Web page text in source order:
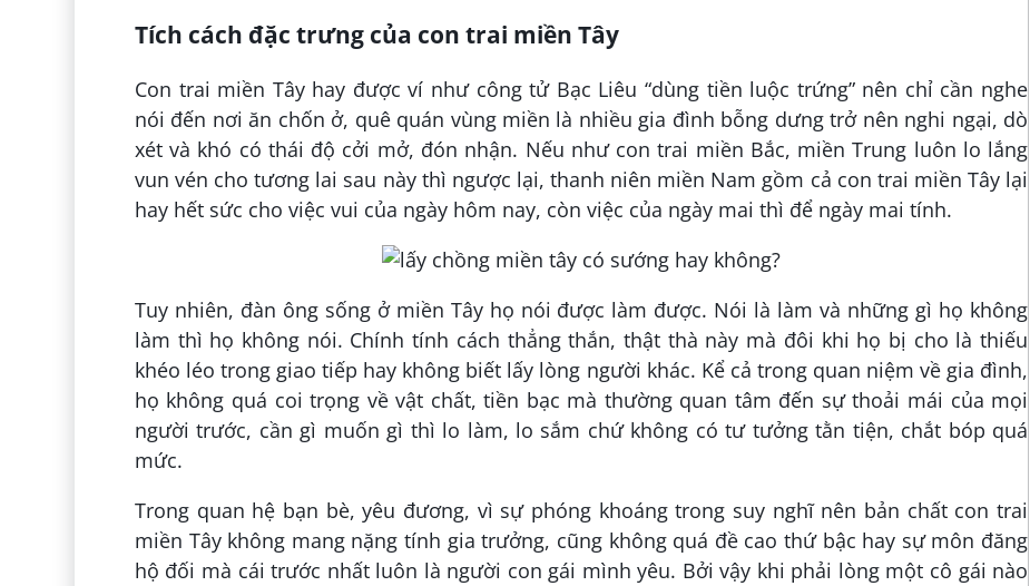
Tích cách đặc trưng của con trai miền Tây
Con trai miền Tây hay được ví như công tử Bạc Liêu “dùng tiền luộc trứng” nên chỉ cần nghe
nói đến nơi ăn chốn ở, quê quán vùng miền là nhiều gia đình bỗng dưng trở nên nghi ngại, dò
xét và khó có thái độ cởi mở, đón nhận. Nếu như con trai miền Bắc, miền Trung luôn lo lắng
vun vén cho tương lai sau này thì ngược lại, thanh niên miền Nam gồm cả con trai miền Tây lại
hay hết sức cho việc vui của ngày hôm nay, còn việc của ngày mai thì để ngày mai tính.
Tuy nhiên, đàn ông sống ở miền Tây họ nói được làm được. Nói là làm và những gì họ không
làm thì họ không nói. Chính tính cách thẳng thắn, thật thà này mà đôi khi họ bị cho là thiếu
khéo léo trong giao tiếp hay không biết lấy lòng người khác. Kể cả trong quan niệm về gia đình,
họ không quá coi trọng về vật chất, tiền bạc mà thường quan tâm đến sự thoải mái của mọi
người trước, cần gì muốn gì thì lo làm, lo sắm chứ không có tư tưởng tằn tiện, chắt bóp quá
mức.
Trong quan hệ bạn bè, yêu đương, vì sự phóng khoáng trong suy nghĩ nên bản chất con trai
miền Tây không mang nặng tính gia trưởng, cũng không quá đề cao thứ bậc hay sự môn đăng
hộ đối mà cái trước nhất luôn là người con gái mình yêu. Bởi vậy khi phải lòng một cô gái nào